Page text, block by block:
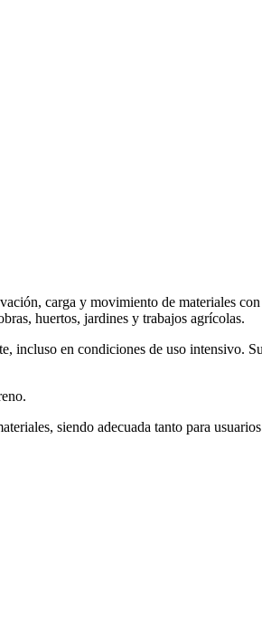
carga y movimiento de materiales
huertos, jardines y trabajos agrícolas.
incluso en condiciones de uso intensivo. Su
siendo adecuada tanto para